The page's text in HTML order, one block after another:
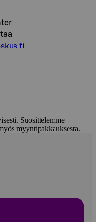
Suosittelemme
myyntipakkauksesta.